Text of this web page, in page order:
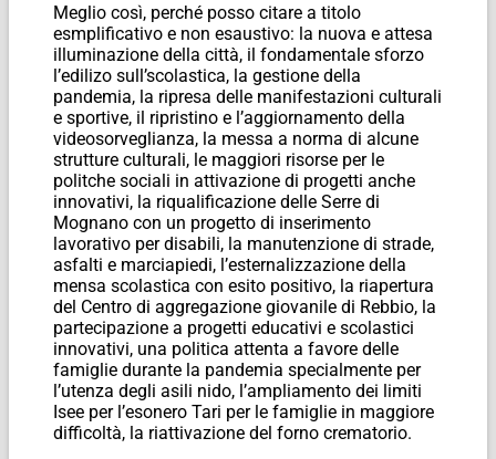
Meglio così, perché posso citare a titolo
esmplificativo e non esaustivo: la nuova e attesa
illuminazione della città, il fondamentale sforzo
l’edilizo sull’scolastica, la gestione della
pandemia, la ripresa delle manifestazioni culturali
e sportive, il ripristino e l’aggiornamento della
videosorveglianza, la messa a norma di alcune
strutture culturali, le maggiori risorse per le
politche sociali in attivazione di progetti anche
innovativi, la riqualificazione delle Serre di
Mognano con un progetto di inserimento
lavorativo per disabili, la manutenzione di strade,
asfalti e marciapiedi, l’esternalizzazione della
mensa scolastica con esito positivo, la riapertura
del Centro di aggregazione giovanile di Rebbio, la
partecipazione a progetti educativi e scolastici
innovativi, una politica attenta a favore delle
famiglie durante la pandemia specialmente per
l’utenza degli asili nido, l’ampliamento dei limiti
Isee per l’esonero Tari per le famiglie in maggiore
difficoltà, la riattivazione del forno crematorio.